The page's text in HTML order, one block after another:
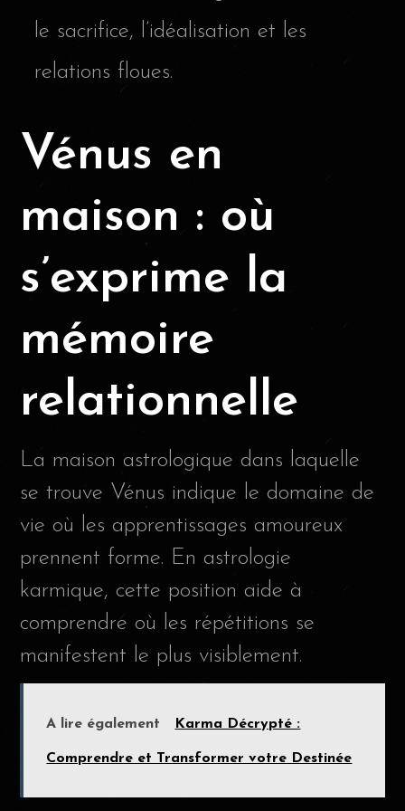
le sacrifice, l’idéalisation et les
relations floues.
Vénus en
maison : où
s’exprime la
mémoire
relationnelle
La maison astrologique dans laquelle
se trouve Vénus indique le domaine de
vie où les apprentissages amoureux
prennent forme. En astrologie
karmique, cette position aide à
comprendre où les répétitions se
manifestent le plus visiblement.
A lire également Karma Décrypté :
Comprendre et Transformer votre Destinée